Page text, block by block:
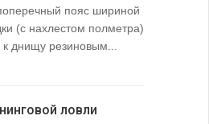
пояс шириной
(с нахлестом полметра)
днищу резиновым...
ловли